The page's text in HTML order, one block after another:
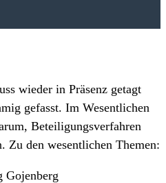
wieder in Präsenz getagt
gefasst. Im Wesentlichen
Beteiligungsverfahren
Zu den wesentlichen Themen:
Gojenberg